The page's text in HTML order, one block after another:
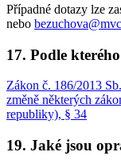
Případné dotazy lze
nebo
17. Podle
Zákon č. 186/2013
změně některých
republiky), § 34
19. Jaké jsou